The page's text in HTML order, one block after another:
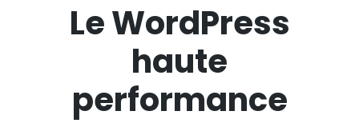
Le WordPress
haute
performance